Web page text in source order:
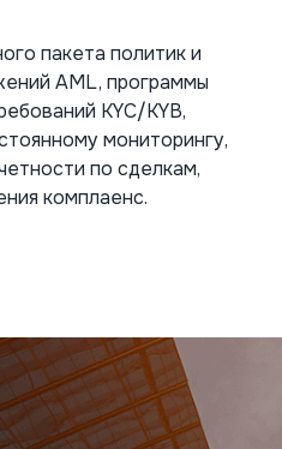
пакета политик и
AML, программы
KYC/KYB,
мониторингу,
по сделкам,
комплаенс.